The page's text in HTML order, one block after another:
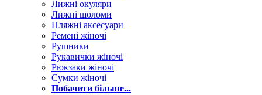
Лижні окуляри
Лижні шоломи
Пляжні аксесуари
Ремені жіночі
Рушники
Рукавички жіночі
Рюкзаки жіночі
Сумки жіночі
Побачити більше...